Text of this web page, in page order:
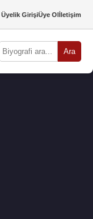
Üyelik GirişiÜye Olİletişim
Ara